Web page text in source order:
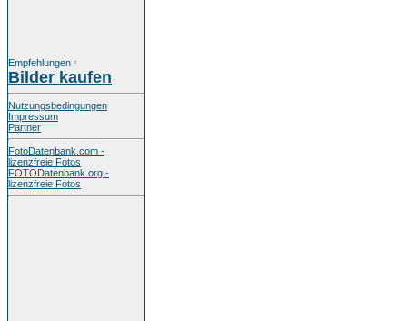
Empfehlungen *
Bilder kaufen
Nutzungsbedingungen
Impressum
Partner
FotoDatenbank.com -
lizenzfreie Fotos
FOTODatenbank.org -
lizenzfreie Fotos